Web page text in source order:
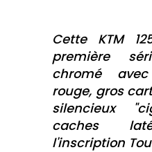
Cette KTM
première
chromé
rouge, gros
silencieux
caches
l'inscription